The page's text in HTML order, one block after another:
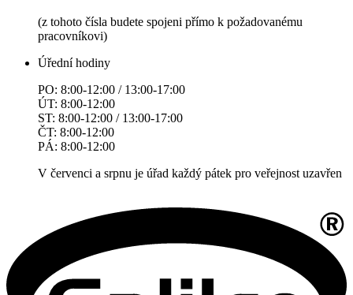
(z tohoto čísla budete spojeni přímo k požadovanému
pracovníkovi)
Úřední hodiny
PO: 8:00-12:00 / 13:00-17:00
ÚT: 8:00-12:00
ST: 8:00-12:00 / 13:00-17:00
ČT: 8:00-12:00
PÁ: 8:00-12:00
V červenci a srpnu je úřad každý pátek pro veřejnost uzavřen